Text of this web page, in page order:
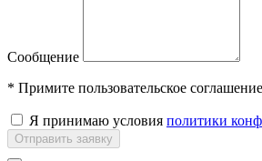
Сообщение
* Примите пользовательское соглашение
Я принимаю условия политики
Отправить заявку